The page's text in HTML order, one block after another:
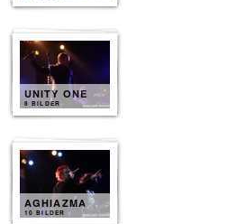
UNITY ONE
8 BILDER
AGHIAZMA
10 BILDER